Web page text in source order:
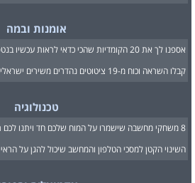
אומנות ובמה
אספנו לך את 20 הקומדיות שהכי כדאי לראות עכשיו בנטפליקס!
קבלו השראה וכוח מ-19 ציטוטים נהדרים משירים ישראלים אהובים
טכנולוגיה
8 משחקי מחשבה שישמרו על המוח שלכם חד ויתנו לכם רגע של שקט
השינוי הקטן למסכי הטלפון והמחשב שיכול להגן על